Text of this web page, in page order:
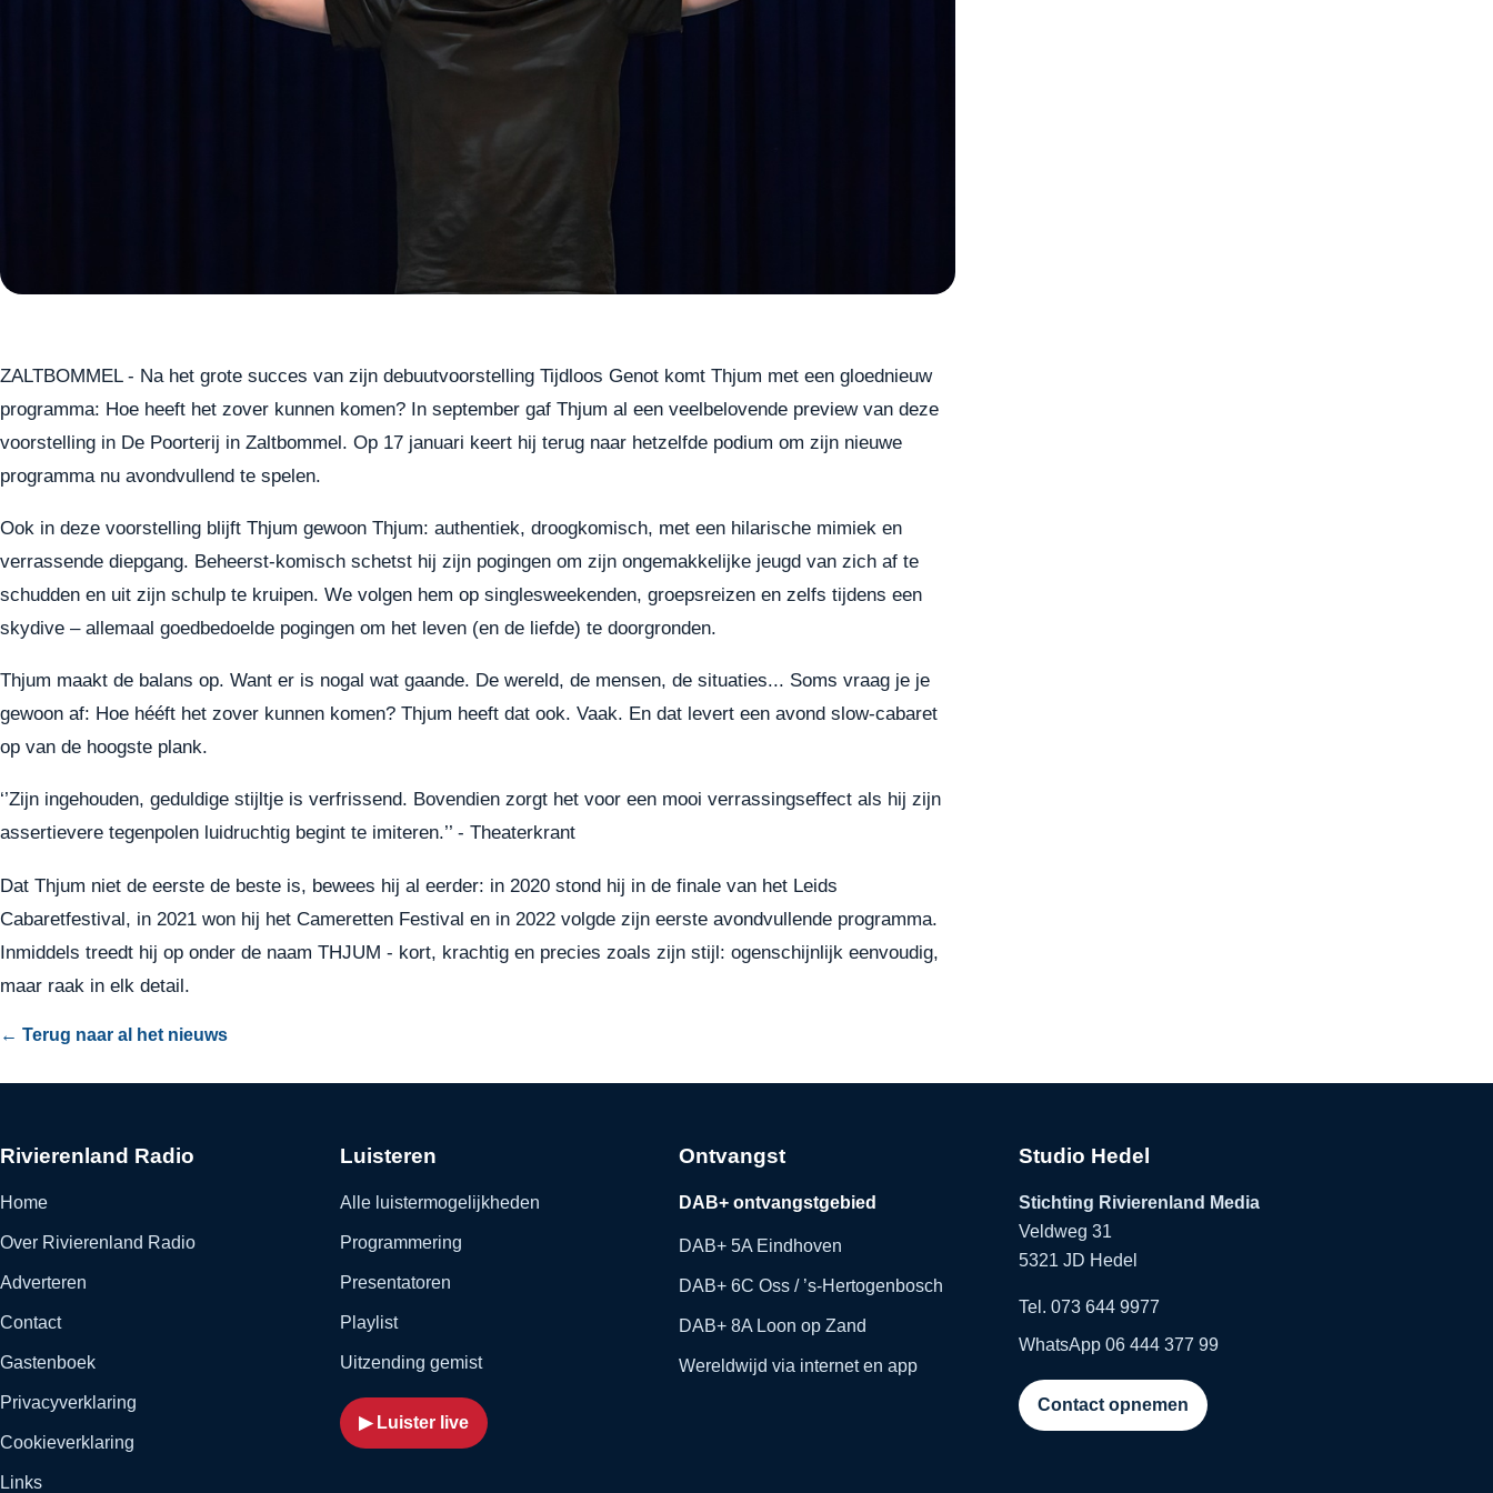
ZALTBOMMEL - Na het grote succes van zijn debuutvoorstelling Tijdloos Genot komt Thjum met een gloednieuw
programma: Hoe heeft het zover kunnen komen? In september gaf Thjum al een veelbelovende preview van deze
voorstelling in De Poorterij in Zaltbommel. Op 17 januari keert hij terug naar hetzelfde podium om zijn nieuwe
programma nu avondvullend te spelen.
Ook in deze voorstelling blijft Thjum gewoon Thjum: authentiek, droogkomisch, met een hilarische mimiek en
verrassende diepgang. Beheerst-komisch schetst hij zijn pogingen om zijn ongemakkelijke jeugd van zich af te
schudden en uit zijn schulp te kruipen. We volgen hem op singlesweekenden, groepsreizen en zelfs tijdens een
skydive – allemaal goedbedoelde pogingen om het leven (en de liefde) te doorgronden.
Thjum maakt de balans op. Want er is nogal wat gaande. De wereld, de mensen, de situaties... Soms vraag je je
gewoon af: Hoe hééft het zover kunnen komen? Thjum heeft dat ook. Vaak. En dat levert een avond slow-cabaret
op van de hoogste plank.
‘’Zijn ingehouden, geduldige stijltje is verfrissend. Bovendien zorgt het voor een mooi verrassingseffect als hij zijn
assertievere tegenpolen luidruchtig begint te imiteren.’’ - Theaterkrant
Dat Thjum niet de eerste de beste is, bewees hij al eerder: in 2020 stond hij in de finale van het Leids
Cabaretfestival, in 2021 won hij het Cameretten Festival en in 2022 volgde zijn eerste avondvullende programma.
Inmiddels treedt hij op onder de naam THJUM - kort, krachtig en precies zoals zijn stijl: ogenschijnlijk eenvoudig,
maar raak in elk detail.
← Terug naar al het nieuws
Rivierenland Radio
Home
Over Rivierenland Radio
Adverteren
Contact
Gastenboek
Privacyverklaring
Cookieverklaring
Links
Luisteren
Alle luistermogelijkheden
Programmering
Presentatoren
Playlist
Uitzending gemist
▶ Luister live
Ontvangst
DAB+ ontvangstgebied
DAB+ 5A Eindhoven
DAB+ 6C Oss / ’s-Hertogenbosch
DAB+ 8A Loon op Zand
Wereldwijd via internet en app
Studio Hedel
Stichting Rivierenland Media
Veldweg 31
5321 JD Hedel
Tel. 073 644 9977
WhatsApp 06 444 377 99
Contact opnemen